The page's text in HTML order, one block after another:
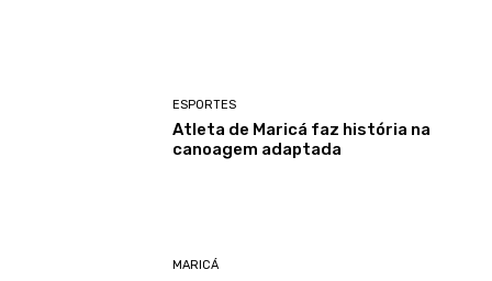
ESPORTES
Atleta de Maricá faz história na
canoagem adaptada
MARICÁ